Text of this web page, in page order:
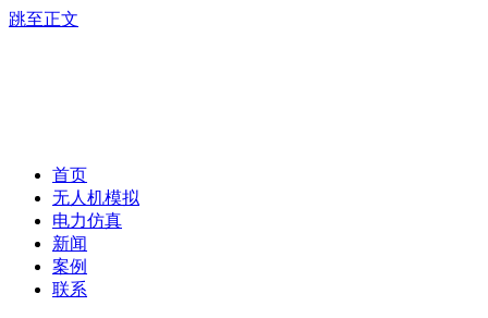
跳至正文
首页
无人机模拟
电力仿真
新闻
案例
联系